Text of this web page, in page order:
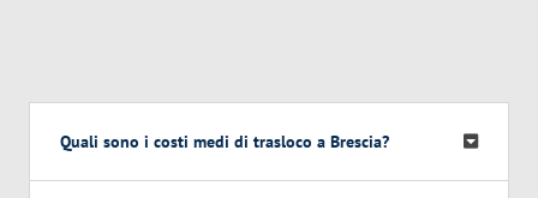
Quali sono i costi medi di trasloco a Brescia?